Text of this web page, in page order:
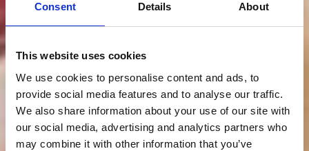
Consent Details About
This website uses cookies
We use cookies to personalise content and ads, to
provide social media features and to analyse our traffic.
We also share information about your use of our site with
our social media, advertising and analytics partners who
may combine it with other information that you’ve